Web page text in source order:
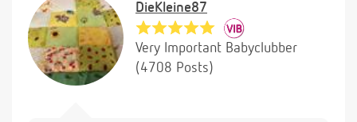
DieKleine87
Very Important Babyclubber
(4708 Posts)